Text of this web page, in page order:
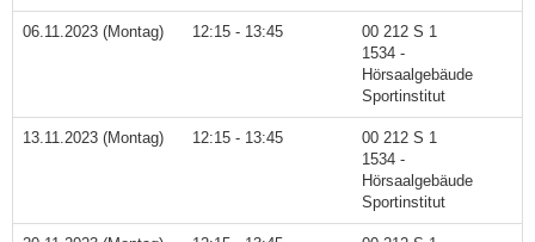
06.11.2023 (Montag) 12:15 - 13:45
00 212 S 1
1534 -
Hörsaalgebäude
Sportinstitut
13.11.2023 (Montag) 12:15 - 13:45
00 212 S 1
1534 -
Hörsaalgebäude
Sportinstitut